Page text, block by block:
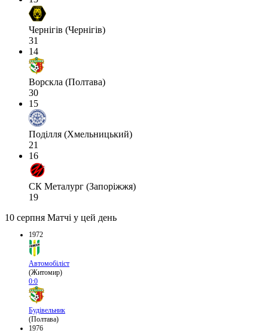
Чернігів (Чернігів)
31
14
Ворскла (Полтава)
30
15
Поділля (Хмельницький)
21
16
СК Металург (Запоріжжя)
19
10 серпня Матчі у цей день
1972
Автомобіліст
(Житомир)
0:0
Будівельник
(Полтава)
1976